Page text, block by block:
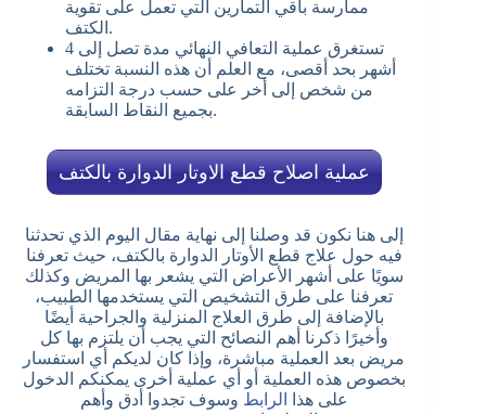
ممارسة باقي التمارين التي تعمل على تقوية
الكتف.
تستغرق عملية التعافي النهائي مدة تصل إلى 4
أشهر بحد أقصى، مع العلم أن هذه النسبة تختلف
من شخص إلى أخر على حسب درجة التزامه
بجميع النقاط السابقة.
عملية اصلاح قطع الاوتار الدوارة بالكتف
إلى هنا نكون قد وصلنا إلى نهاية مقال اليوم الذي تحدثنا
فيه حول علاج قطع الأوتار الدوارة بالكتف، حيث تعرفنا
سويًا على أشهر الأعراض التي يشعر بها المريض وكذلك
تعرفنا على طرق التشخيص التي يستخدمها الطبيب،
بالإضافة إلى طرق العلاج المنزلية والجراحية أيضًا
وأخيرًا ذكرنا أهم النصائح التي يجب أن يلتزم بها كل
مريض بعد العملية مباشرة، وإذا كان لديكم أي استفسار
بخصوص هذه العملية أو أي عملية أخرى يمكنكم الدخول
على هذا
الرابط وسوف تجدوا أدق وأهم